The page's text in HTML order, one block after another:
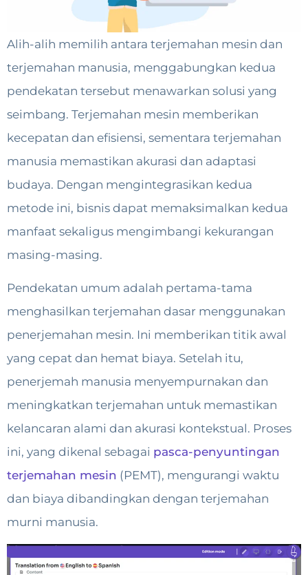
Alih-alih memilih antara terjemahan mesin dan
terjemahan manusia, menggabungkan kedua
pendekatan tersebut menawarkan solusi yang
seimbang. Terjemahan mesin memberikan
kecepatan dan efisiensi, sementara terjemahan
manusia memastikan akurasi dan adaptasi
budaya. Dengan mengintegrasikan kedua
metode ini, bisnis dapat memaksimalkan kedua
manfaat sekaligus mengimbangi kekurangan
masing-masing.
Pendekatan umum adalah pertama-tama
menghasilkan terjemahan dasar menggunakan
penerjemahan mesin. Ini memberikan titik awal
yang cepat dan hemat biaya. Setelah itu,
penerjemah manusia menyempurnakan dan
meningkatkan terjemahan untuk memastikan
kelancaran alami dan akurasi kontekstual. Proses
ini, yang dikenal sebagai pasca-penyuntingan
terjemahan mesin (PEMT), mengurangi waktu
dan biaya dibandingkan dengan terjemahan
murni manusia.